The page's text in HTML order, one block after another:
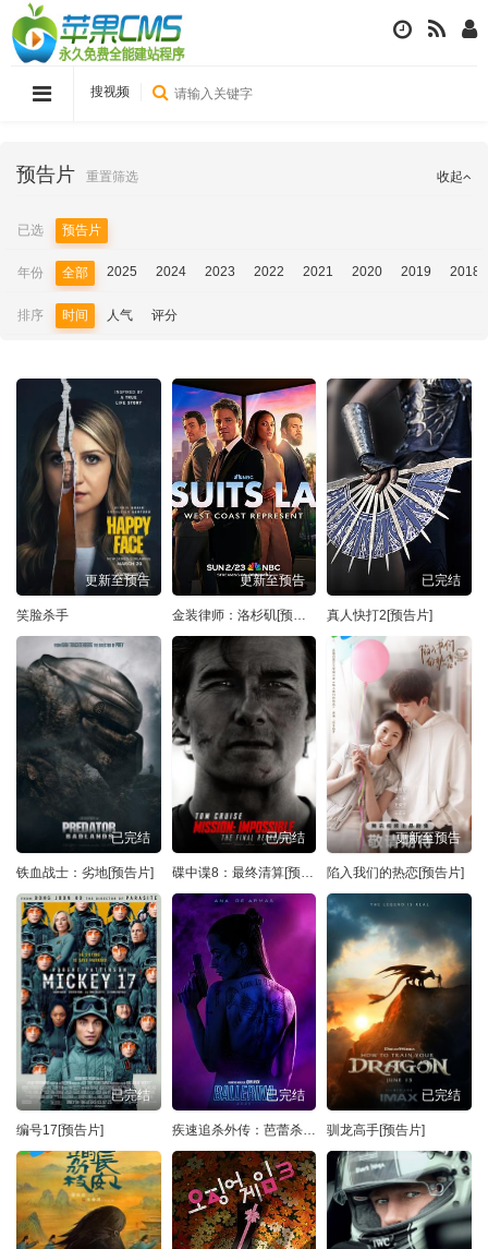
搜视频
收起
预告片 重置筛选
已选 预告片
年份 全部 2025 2024 2023 2022 2021 2020 2019 2018
排序 时间 人气 评分
更新至预告
笑脸杀手
更新至预告
金装律师：洛杉矶[预告片]
已完结
真人快打2[预告片]
已完结
铁血战士：劣地[预告片]
已完结
碟中谍8：最终清算[预告片]
更新至预告
陷入我们的热恋[预告片]
已完结
编号17[预告片]
已完结
疾速追杀外传：芭蕾杀姬[预告片]
已完结
驯龙高手[预告片]